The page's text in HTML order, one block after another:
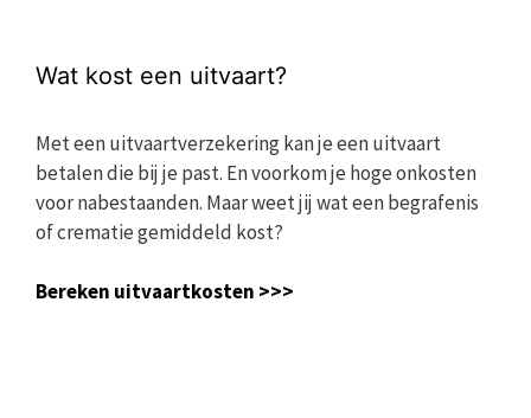
Wat kost een uitvaart?
Met een uitvaartverzekering kan je een uitvaart
betalen die bij je past. En voorkom je hoge onkosten
voor nabestaanden. Maar weet jij wat een begrafenis
of crematie gemiddeld kost?
Bereken uitvaartkosten >>>